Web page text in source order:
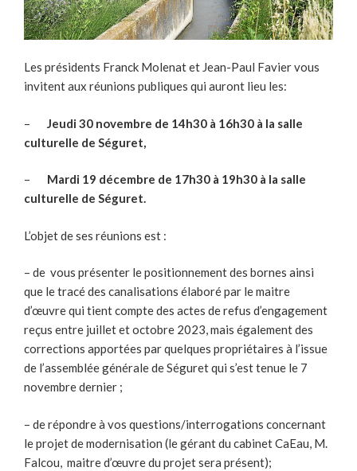
Les présidents Franck Molenat et Jean-Paul Favier vous
invitent aux réunions publiques qui auront lieu les:
– Jeudi 30 novembre de 14h30 à 16h30 à la salle
culturelle de Séguret,
– Mardi 19 décembre de 17h30 à 19h30 à la salle
culturelle de Séguret.
L’objet de ses réunions est :
– de vous présenter le positionnement des bornes ainsi
que le tracé des canalisations élaboré par le maitre
d’œuvre qui tient compte des actes de refus d’engagement
reçus entre juillet et octobre 2023, mais également des
corrections apportées par quelques propriétaires à l’issue
de l’assemblée générale de Séguret qui s’est tenue le 7
novembre dernier ;
– de répondre à vos questions/interrogations concernant
le projet de modernisation (le gérant du cabinet CaEau, M.
Falcou, maitre d’œuvre du projet sera présent);